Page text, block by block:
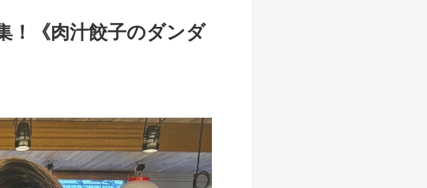
《肉汁餃子のダンダ